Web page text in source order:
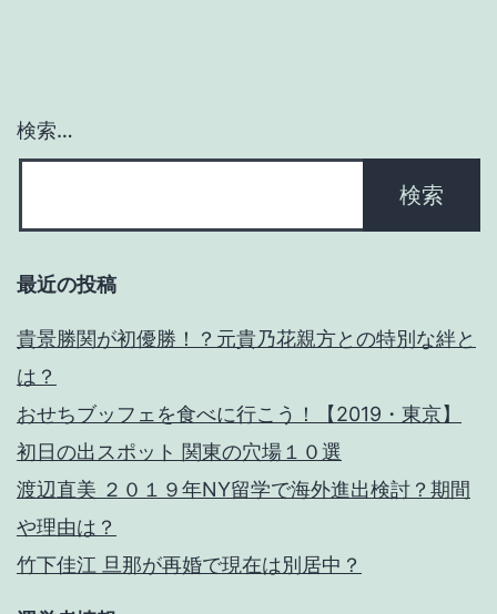
ン
検索…
最近の投稿
貴景勝関が初優勝！？元貴乃花親方との特別な絆と
は？
おせちブッフェを食べに行こう！【2019・東京】
初日の出スポット 関東の穴場１０選
渡辺直美 ２０１９年NY留学で海外進出検討？期間
や理由は？
竹下佳江 旦那が再婚で現在は別居中？